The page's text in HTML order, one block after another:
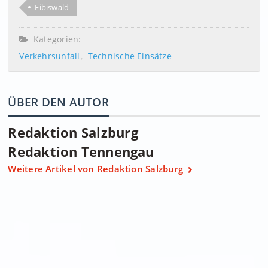
Eibiswald
Kategorien:
Verkehrsunfall
Technische Einsätze
ÜBER DEN AUTOR
Redaktion Salzburg
Redaktion Tennengau
Weitere Artikel von Redaktion Salzburg